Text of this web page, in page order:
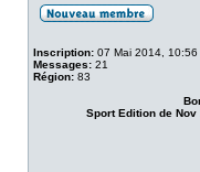
Inscription: 07 Mai 2014, 10:56
Messages: 21
Région: 83
Sport Edition de Nov